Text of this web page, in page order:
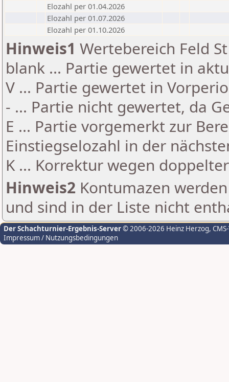
Elozahl per 01.04.2026
Elozahl per 01.07.2026
Elozahl per 01.10.2026
Hinweis1 Wertebereich Feld
blank ... Partie gewertet in
V ... Partie gewertet in
- ... Partie nicht gewertet, da
E ... Partie vorgemerkt zur
Einstiegselozahl in der
K ... Korrektur wegen
Hinweis2 Kontumazen
und sind in der Liste nicht
Der Schachturnier-Ergebnis-Server© 2006-2026 Heinz Herzog,
Impressum / Nutzungsbedingungen